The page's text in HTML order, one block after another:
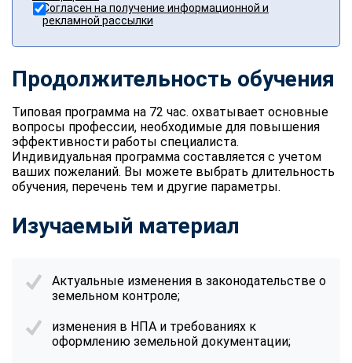
Согласен на получение информационной и
рекламной рассылки
Продолжительность обучения
Типовая программа на 72 час. охватывает основные
вопросы профессии, необходимые для повышения
эффективности работы специалиста.
Индивидуальная программа составляется с учетом
ваших пожеланий. Вы можете выбрать длительность
обучения, перечень тем и другие параметры.
Изучаемый материал
Актуальные изменения в законодательстве о
земельном контроле;
изменения в НПА и требованиях к
оформлению земельной документации;